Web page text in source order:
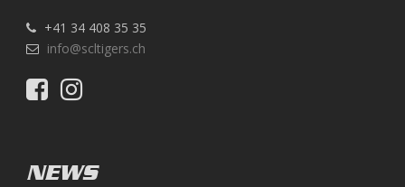
+41 34 408 35 35
info@scltigers.ch
NEWS